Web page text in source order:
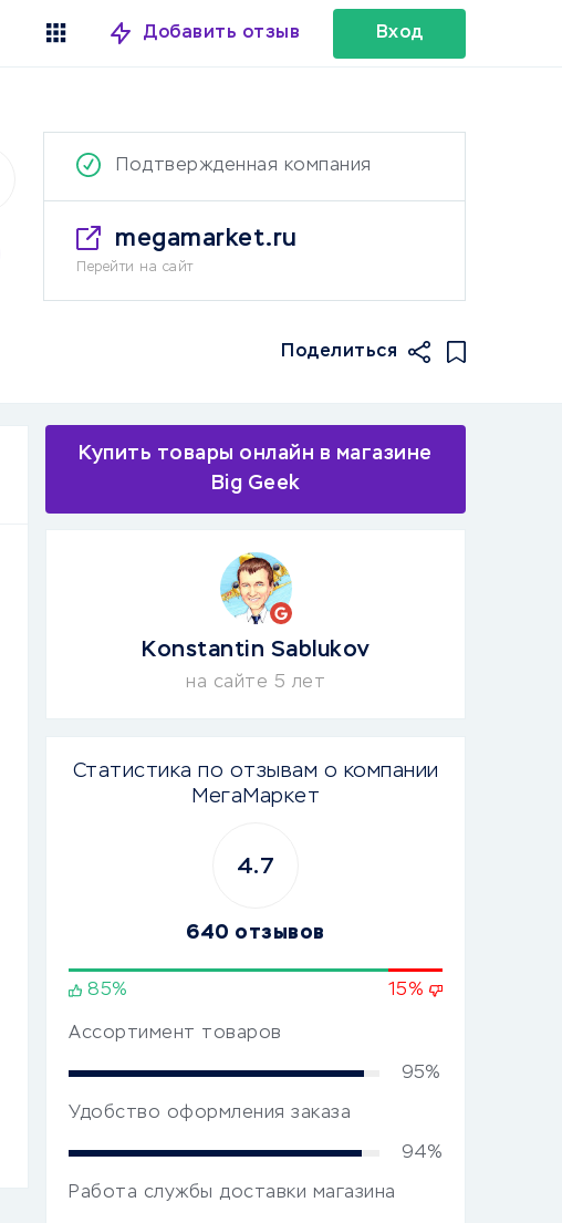
Добавить отзыв Вход
Подтвержденная компания
megamarket.ru
Перейти на сайт
Поделиться
Купить товары онлайн в магазине
Big Geek
Konstantin Sablukov
на сайте 5 лет
Статистика по отзывам о компании
МегаМаркет
4.7
640 отзывов
85% 15%
Ассортимент товаров
95%
Удобство оформления заказа
94%
Работа службы доставки магазина